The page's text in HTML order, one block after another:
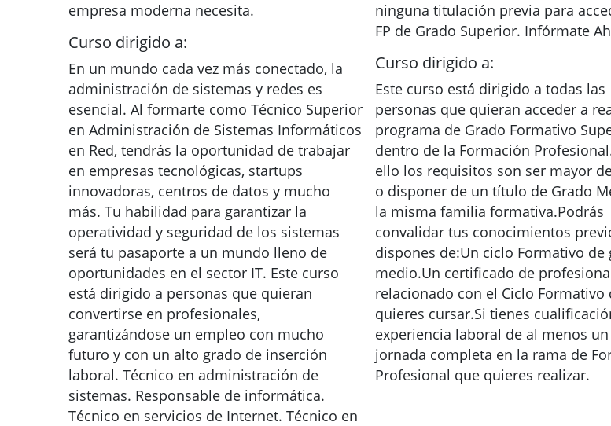
empresa moderna necesita.
Curso dirigido a:
En un mundo cada vez más conectado, la
administración de sistemas y redes es
esencial. Al formarte como Técnico Superior
en Administración de Sistemas Informáticos
en Red, tendrás la oportunidad de trabajar
en empresas tecnológicas, startups
innovadoras, centros de datos y mucho
más. Tu habilidad para garantizar la
operatividad y seguridad de los sistemas
será tu pasaporte a un mundo lleno de
oportunidades en el sector IT. Este curso
está dirigido a personas que quieran
convertirse en profesionales,
garantizándose un empleo con mucho
futuro y con un alto grado de inserción
laboral. Técnico en administración de
sistemas. Responsable de informática.
Técnico en servicios de Internet. Técnico en
ninguna titulación previa para
FP de Grado Superior. Infórmate
Curso dirigido a:
Este curso está dirigido a todas las
personas que quieran acceder a
programa de Grado Formativo
dentro de la Formación
ello los requisitos son ser mayor
o disponer de un título de Grado
la misma familia formativa.Podrás
convalidar tus conocimientos
dispones de:Un ciclo Formativo de
medio.Un certificado de
relacionado con el Ciclo Formativo
quieres cursar.Si tienes
experiencia laboral de al menos
jornada completa en la rama de
Profesional que quieres realizar.